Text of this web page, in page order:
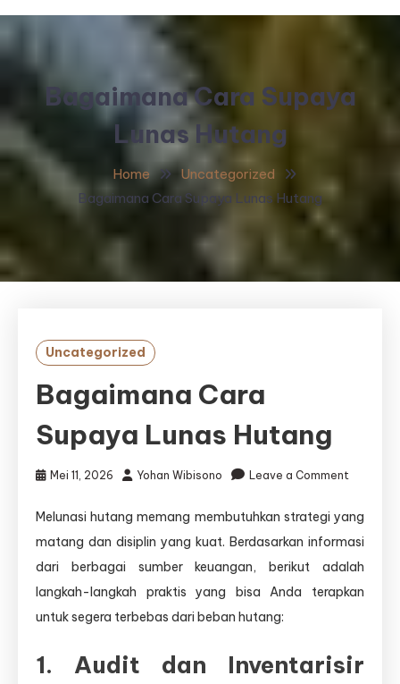
Bagaimana Cara Supaya
Lunas Hutang
Home
Uncategorized
Bagaimana Cara Supaya Lunas Hutang
Uncategorized
Bagaimana Cara
Supaya Lunas Hutang
Mei 11, 2026 Yohan Wibisono Leave a Comment
Supaya
Lunas
Hutang
Melunasi hutang memang membutuhkan strategi yang
matang dan disiplin yang kuat. Berdasarkan informasi
dari berbagai sumber keuangan, berikut adalah
langkah-langkah praktis yang bisa Anda terapkan
untuk segera terbebas dari beban hutang:
1. Audit dan Inventarisir